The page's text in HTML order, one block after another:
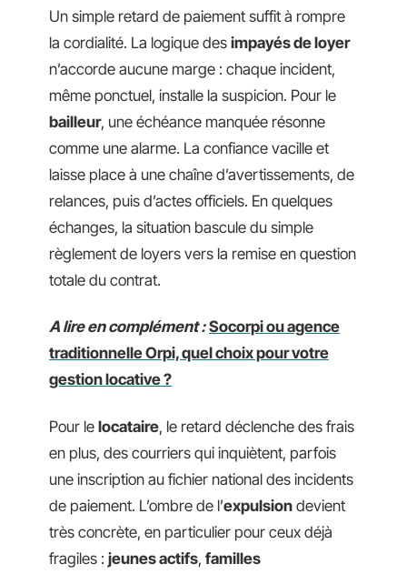
Un simple retard de paiement suffit à rompre
la cordialité. La logique des impayés de loyer
n’accorde aucune marge : chaque incident,
même ponctuel, installe la suspicion. Pour le
bailleur, une échéance manquée résonne
comme une alarme. La confiance vacille et
laisse place à une chaîne d’avertissements, de
relances, puis d’actes officiels. En quelques
échanges, la situation bascule du simple
règlement de loyers vers la remise en question
totale du contrat.
A lire en complément : Socorpi ou agence
traditionnelle Orpi, quel choix pour votre
gestion locative ?
Pour le locataire, le retard déclenche des frais
en plus, des courriers qui inquiètent, parfois
une inscription au fichier national des incidents
de paiement. L’ombre de l’expulsion devient
très concrète, en particulier pour ceux déjà
fragiles : jeunes actifs, familles